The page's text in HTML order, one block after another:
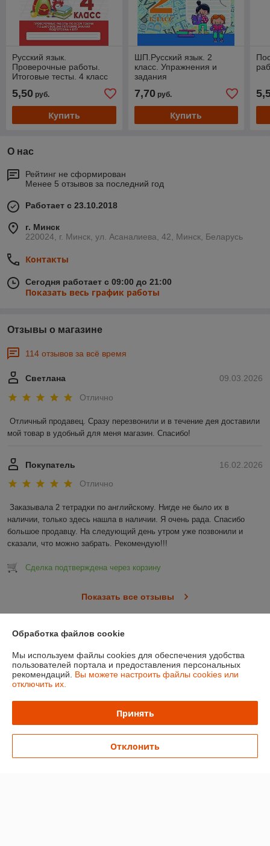
Русский язык.
Проверочные работы.
Итоговые тесты. 4 класс
5,50 руб.
Купить
ШП.Русский язык. 2
класс. Упражнения и
задания
7,70руб.
Купить
О нас
Рейтинг не сформирован
Менее 5 отзывов за последний год
Работает с 23.10.2018
г. Минск
220024, г. Минск, ул. Асаналиева, 42, Минск, Беларусь
Контакты
Сегодня работает с 09:00 до 21:00
Показать весь график работы
Отзывы о магазине
114 отзывов за всё время
09.03.2026
Светлана
Отлично
Отличный продавец. Сразу перезвонили и в течение дея доставили
мой товар в удобный для меня магазин. Спасибо!
16.02.2026
Покупатель
Отлично
Заказывала 2 тетрадки по английскому. Нигде не было их в
наличии, только здесь нашла в наличии. Я очень рада. Спасибо
большое продавцу. На следующий день утром уже позвонили и
сказали, что можно забрать. Рекомендую!!!
Сделка подтверждена через корзину
Показать все отзывы
О нас
Контакты
График работы
Обработка файлов cookie
Мы используем файлы cookies для обеспечения удобства
пользователей портала и предоставления персональных
рекомендаций. Вы можете настроить файлы cookies или
отключить их.
Принять
Отклонить